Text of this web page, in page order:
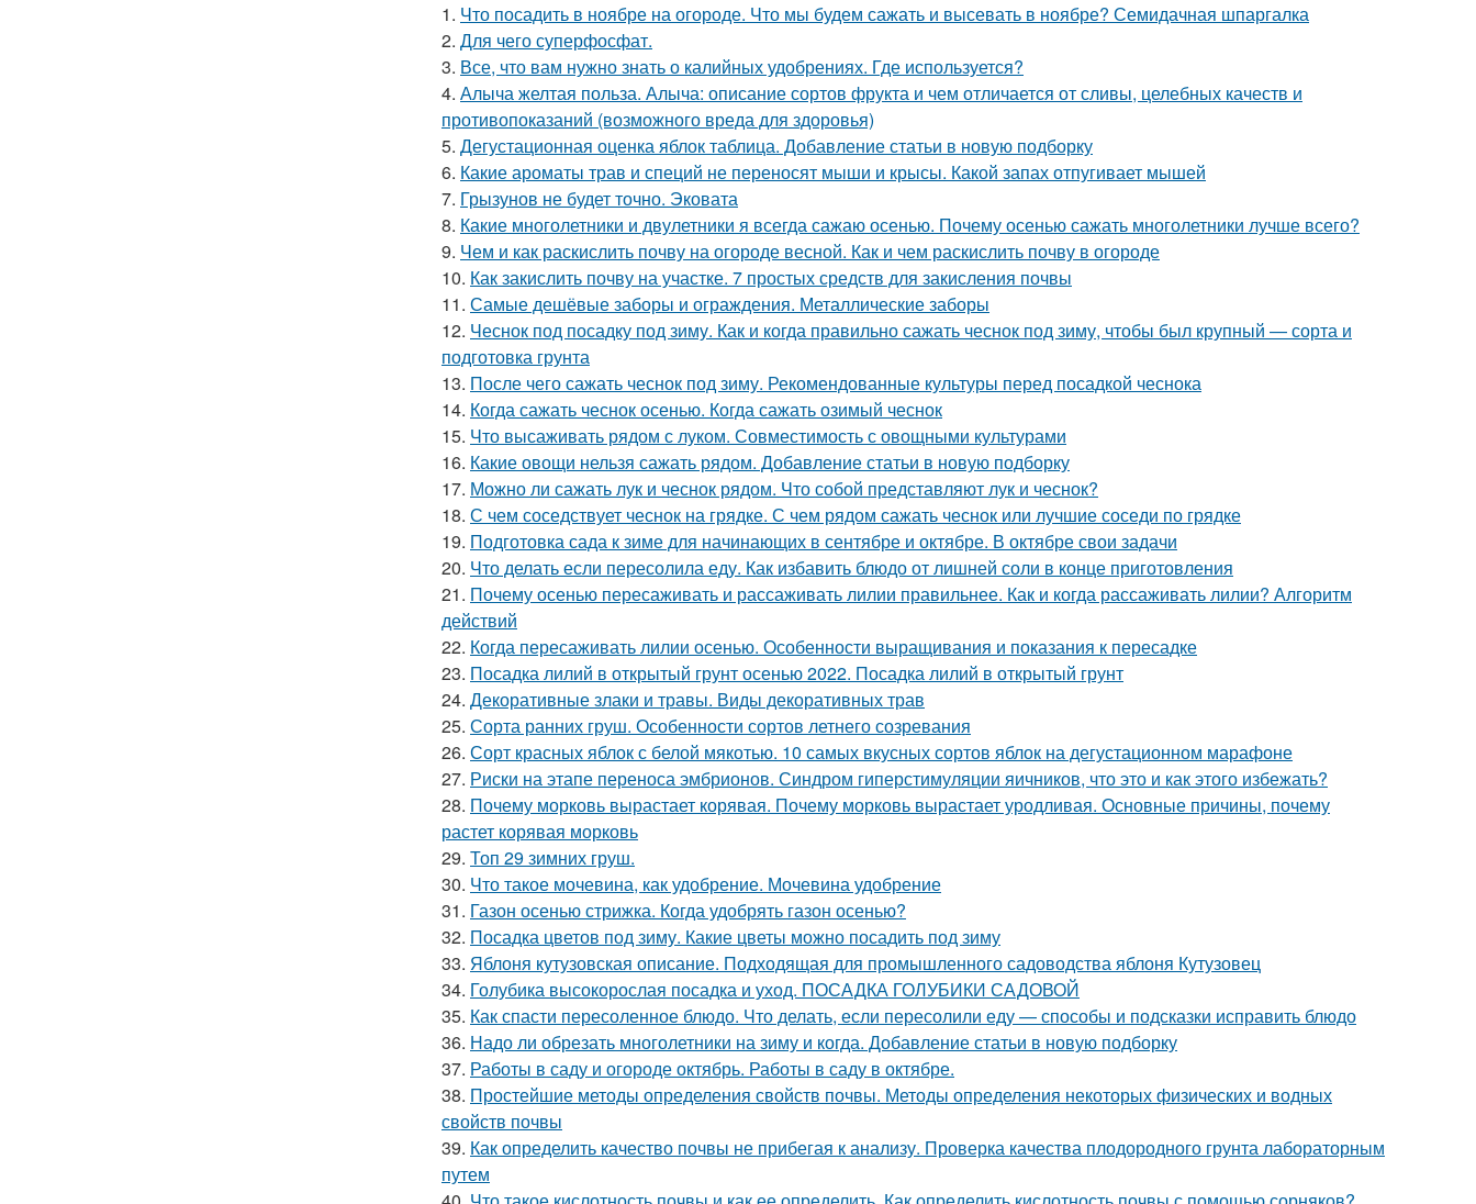
1. Что посадить в ноябре на огороде. Что мы будем сажать и высевать в ноябре? Семидачная шпаргалка
2. Для чего суперфосфат.
3. Все, что вам нужно знать о калийных удобрениях. Где используется?
4. Алыча желтая польза. Алыча: описание сортов фрукта и чем отличается от сливы, целебных качеств и
противопоказаний (возможного вреда для здоровья)
5. Дегустационная оценка яблок таблица. Добавление статьи в новую подборку
6. Какие ароматы трав и специй не переносят мыши и крысы. Какой запах отпугивает мышей
7. Грызунов не будет точно. Эковата
8. Какие многолетники и двулетники я всегда сажаю осенью. Почему осенью сажать многолетники лучше всего?
9. Чем и как раскислить почву на огороде весной. Как и чем раскислить почву в огороде
10. Как закислить почву на участке. 7 простых средств для закисления почвы
11. Самые дешёвые заборы и ограждения. Металлические заборы
12. Чеснок под посадку под зиму. Как и когда правильно сажать чеснок под зиму, чтобы был крупный — сорта и
подготовка грунта
13. После чего сажать чеснок под зиму. Рекомендованные культуры перед посадкой чеснока
14. Когда сажать чеснок осенью. Когда сажать озимый чеснок
15. Что высаживать рядом с луком. Совместимость с овощными культурами
16. Какие овощи нельзя сажать рядом. Добавление статьи в новую подборку
17. Можно ли сажать лук и чеснок рядом. Что собой представляют лук и чеснок?
18. С чем соседствует чеснок на грядке. С чем рядом сажать чеснок или лучшие соседи по грядке
19. Подготовка сада к зиме для начинающих в сентябре и октябре. В октябре свои задачи
20. Что делать если пересолила еду. Как избавить блюдо от лишней соли в конце приготовления
21. Почему осенью пересаживать и рассаживать лилии правильнее. Как и когда рассаживать лилии? Алгоритм
действий
22. Когда пересаживать лилии осенью. Особенности выращивания и показания к пересадке
23. Посадка лилий в открытый грунт осенью 2022. Посадка лилий в открытый грунт
24. Декоративные злаки и травы. Виды декоративных трав
25. Сорта ранних груш. Особенности сортов летнего созревания
26. Сорт красных яблок с белой мякотью. 10 самых вкусных сортов яблок на дегустационном марафоне
27. Риски на этапе переноса эмбрионов. Синдром гиперстимуляции яичников, что это и как этого избежать?
28. Почему морковь вырастает корявая. Почему морковь вырастает уродливая. Основные причины, почему
растет корявая морковь
29. Топ 29 зимних груш.
30. Что такое мочевина, как удобрение. Мочевина удобрение
31. Газон осенью стрижка. Когда удобрять газон осенью?
32. Посадка цветов под зиму. Какие цветы можно посадить под зиму
33. Яблоня кутузовская описание. Подходящая для промышленного садоводства яблоня Кутузовец
34. Голубика высокорослая посадка и уход. ПОСАДКА ГОЛУБИКИ САДОВОЙ
35. Как спасти пересоленное блюдо. Что делать, если пересолили еду — способы и подсказки исправить блюдо
36. Надо ли обрезать многолетники на зиму и когда. Добавление статьи в новую подборку
37. Работы в саду и огороде октябрь. Работы в саду в октябре.
38. Простейшие методы определения свойств почвы. Методы определения некоторых физических и водных
свойств почвы
39. Как определить качество почвы не прибегая к анализу. Проверка качества плодородного грунта лабораторным
путем